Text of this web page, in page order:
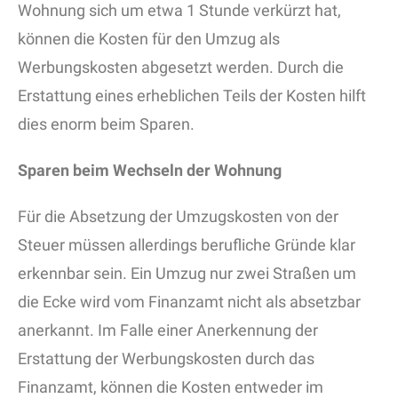
Wohnung sich um etwa 1 Stunde verkürzt hat,
können die Kosten für den Umzug als
Werbungskosten abgesetzt werden. Durch die
Erstattung eines erheblichen Teils der Kosten hilft
dies enorm beim Sparen.
Sparen beim Wechseln der Wohnung
Für die Absetzung der Umzugskosten von der
Steuer müssen allerdings berufliche Gründe klar
erkennbar sein. Ein Umzug nur zwei Straßen um
die Ecke wird vom Finanzamt nicht als absetzbar
anerkannt. Im Falle einer Anerkennung der
Erstattung der Werbungskosten durch das
Finanzamt, können die Kosten entweder im